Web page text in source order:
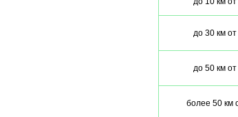
до 30 км
до 50 км
более 50 км